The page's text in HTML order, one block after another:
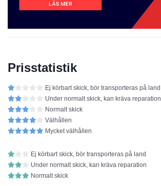
Prisstatistik
Ej körbart skick, bör transporteras på land
Under normalt skick, kan kräva reparation
Normalt skick
Välhållen
Mycket välhållen
Ej körbart skick, bör transporteras på land
Under normalt skick, kan kräva reparation
Normalt skick